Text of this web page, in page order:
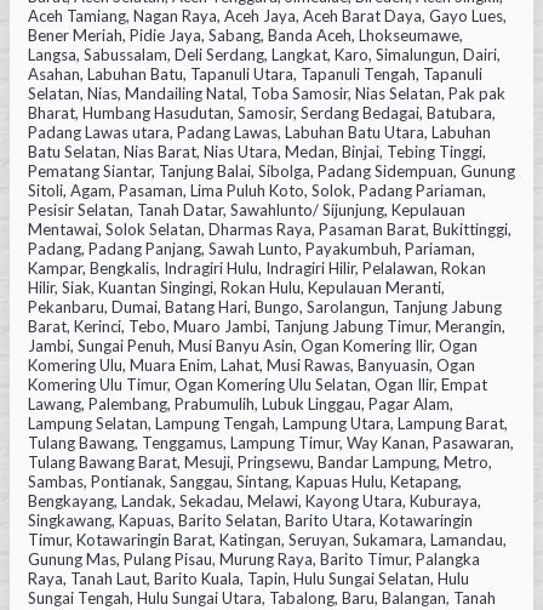
Aceh Tamiang, Nagan Raya, Aceh Jaya, Aceh Barat Daya, Gayo Lues,
Bener Meriah, Pidie Jaya, Sabang, Banda Aceh, Lhokseumawe,
Langsa, Sabussalam, Deli Serdang, Langkat, Karo, Simalungun, Dairi,
Asahan, Labuhan Batu, Tapanuli Utara, Tapanuli Tengah, Tapanuli
Selatan, Nias, Mandailing Natal, Toba Samosir, Nias Selatan, Pak pak
Bharat, Humbang Hasudutan, Samosir, Serdang Bedagai, Batubara,
Padang Lawas utara, Padang Lawas, Labuhan Batu Utara, Labuhan
Batu Selatan, Nias Barat, Nias Utara, Medan, Binjai, Tebing Tinggi,
Pematang Siantar, Tanjung Balai, Sibolga, Padang Sidempuan, Gunung
Sitoli, Agam, Pasaman, Lima Puluh Koto, Solok, Padang Pariaman,
Pesisir Selatan, Tanah Datar, Sawahlunto/ Sijunjung, Kepulauan
Mentawai, Solok Selatan, Dharmas Raya, Pasaman Barat, Bukittinggi,
Padang, Padang Panjang, Sawah Lunto, Payakumbuh, Pariaman,
Kampar, Bengkalis, Indragiri Hulu, Indragiri Hilir, Pelalawan, Rokan
Hilir, Siak, Kuantan Singingi, Rokan Hulu, Kepulauan Meranti,
Pekanbaru, Dumai, Batang Hari, Bungo, Sarolangun, Tanjung Jabung
Barat, Kerinci, Tebo, Muaro Jambi, Tanjung Jabung Timur, Merangin,
Jambi, Sungai Penuh, Musi Banyu Asin, Ogan Komering Ilir, Ogan
Komering Ulu, Muara Enim, Lahat, Musi Rawas, Banyuasin, Ogan
Komering Ulu Timur, Ogan Komering Ulu Selatan, Ogan Ilir, Empat
Lawang, Palembang, Prabumulih, Lubuk Linggau, Pagar Alam,
Lampung Selatan, Lampung Tengah, Lampung Utara, Lampung Barat,
Tulang Bawang, Tenggamus, Lampung Timur, Way Kanan, Pasawaran,
Tulang Bawang Barat, Mesuji, Pringsewu, Bandar Lampung, Metro,
Sambas, Pontianak, Sanggau, Sintang, Kapuas Hulu, Ketapang,
Bengkayang, Landak, Sekadau, Melawi, Kayong Utara, Kuburaya,
Singkawang, Kapuas, Barito Selatan, Barito Utara, Kotawaringin
Timur, Kotawaringin Barat, Katingan, Seruyan, Sukamara, Lamandau,
Gunung Mas, Pulang Pisau, Murung Raya, Barito Timur, Palangka
Raya, Tanah Laut, Barito Kuala, Tapin, Hulu Sungai Selatan, Hulu
Sungai Tengah, Hulu Sungai Utara, Tabalong, Baru, Balangan, Tanah